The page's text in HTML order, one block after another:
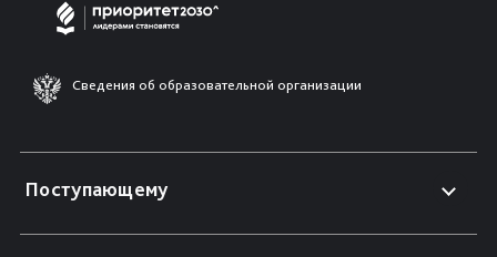
Сведения об образовательной организации
Поступающему